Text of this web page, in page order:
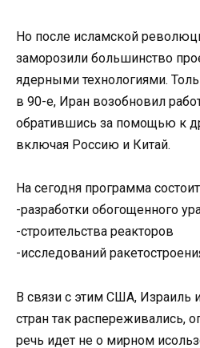
Но после исламской
заморозили большинство
ядерными технологиями.
в 90-е, Иран возобновил
обратившись за помощью к
включая Россию и Китай.
На сегодня программа
-разработки обогощенного
-строительства реакторов
-исследований
В связи с этим США, Израиль
стран так распереживались,
речь идет не о мирном